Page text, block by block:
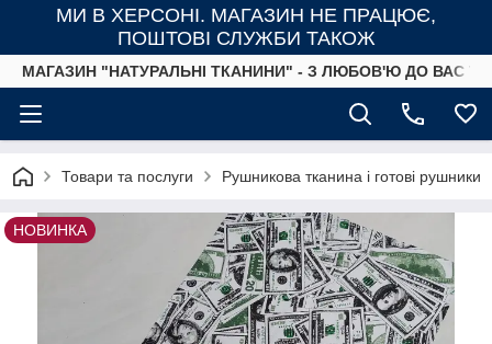
МИ В ХЕРСОНІ. МАГАЗИН НЕ ПРАЦЮЄ,
ПОШТОВІ СЛУЖБИ ТАКОЖ
МАГАЗИН "НАТУРАЛЬНІ ТКАНИНИ" - З ЛЮБОВ'Ю ДО ВАС
Товари та послуги Рушникова тканина і готові рушники
НОВИНКА